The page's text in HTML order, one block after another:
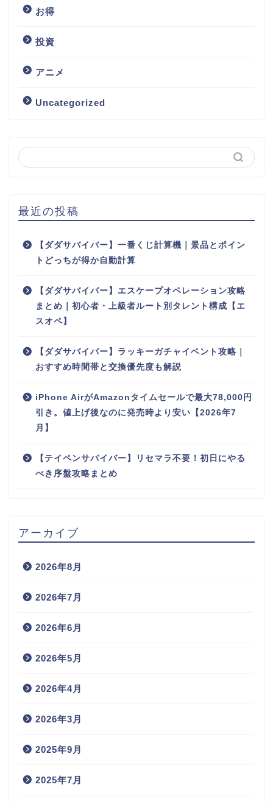
お得
投資
アニメ
Uncategorized
最近の投稿
【ダダサバイバー】一番くじ計算機｜景品とポイン
トどっちが得か自動計算
【ダダサバイバー】エスケープオペレーション攻略
まとめ｜初心者・上級者ルート別タレント構成【エ
スオペ】
【ダダサバイバー】ラッキーガチャイベント攻略｜
おすすめ時間帯と交換優先度も解説
iPhone AirがAmazonタイムセールで最大78,000円
引き。値上げ後なのに発売時より安い【2026年7
月】
【テイペンサバイバー】リセマラ不要！初日にやる
べき序盤攻略まとめ
アーカイブ
2026年8月
2026年7月
2026年6月
2026年5月
2026年4月
2026年3月
2025年9月
2025年7月